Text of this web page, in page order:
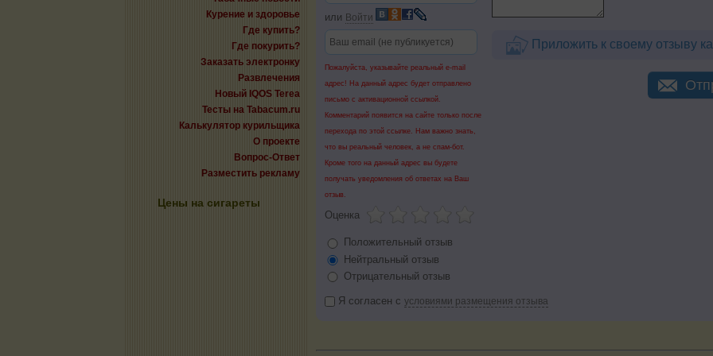
Курение и здоровье
Где купить?
Где покурить?
Заказать электронку
Развлечения
Новый IQOS Terea
Тесты на Tabacum.ru
Калькулятор курильщика
О проекте
Вопрос-Ответ
Разместить рекламу
Цены на сигареты
или Войти
Пожалуйста, указывайте реальный e-mail
адрес! На данный адрес будет отправлено
письмо с активационной ссылкой.
Комментарий появится на сайте только после
перехода по этой ссылке. Нам важно знать,
что вы реальный человек, а не спам-бот.
Кроме того на данный адрес вы будете
получать уведомления об ответах на Ваш
отзыв.
Оценка
Положительный отзыв
Нейтральный отзыв
Отрицательный отзыв
Приложить к своему отзыву
Я согласен с условиями размещения отзыва